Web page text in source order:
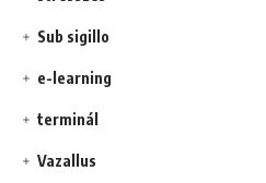
Sub sigillo
e-learning
terminál
Vazallus